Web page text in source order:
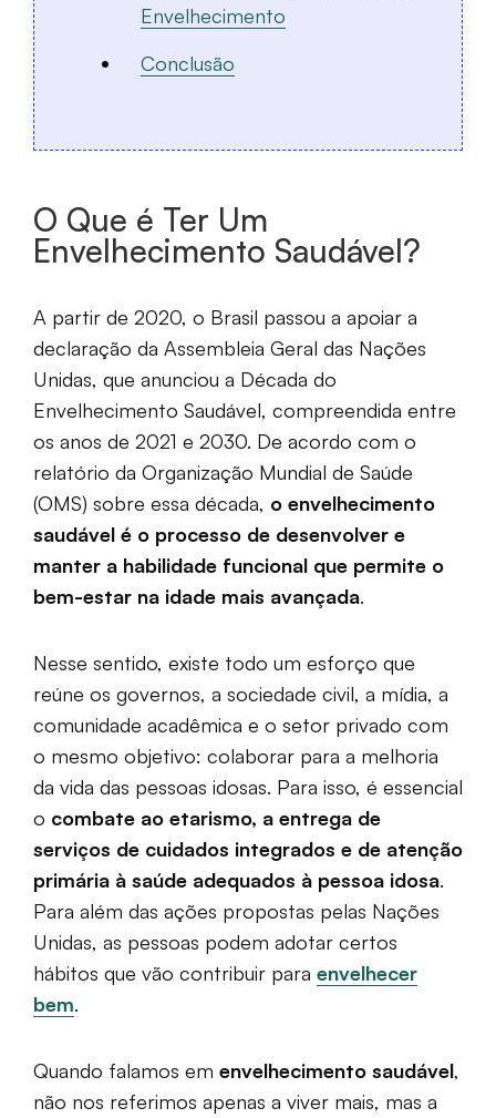
Envelhecimento
Conclusão
O Que é Ter Um
Envelhecimento Saudável?
A partir de 2020, o Brasil passou a apoiar a
declaração da Assembleia Geral das Nações
Unidas, que anunciou a Década do
Envelhecimento Saudável, compreendida entre
os anos de 2021 e 2030. De acordo com o
relatório da Organização Mundial de Saúde
(OMS) sobre essa década, o envelhecimento
saudável é o processo de desenvolver e
manter a habilidade funcional que permite o
bem-estar na idade mais avançada.
Nesse sentido, existe todo um esforço que
reúne os governos, a sociedade civil, a mídia, a
comunidade acadêmica e o setor privado com
o mesmo objetivo: colaborar para a melhoria
da vida das pessoas idosas. Para isso, é essencial
o combate ao etarismo, a entrega de
serviços de cuidados integrados e de atenção
primária à saúde adequados à pessoa idosa.
Para além das ações propostas pelas Nações
Unidas, as pessoas podem adotar certos
hábitos que vão contribuir para envelhecer
bem.
Quando falamos em envelhecimento saudável,
não nos referimos apenas a viver mais, mas a